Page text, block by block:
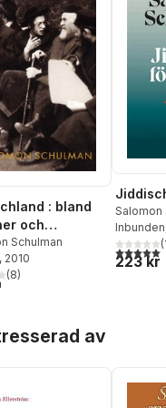
: bland
och
Schulman
, 2010
stjärnor. Totalt antal röster:
(8)
Salomon
Inbunden
5,0utav 5(
223 kr
av